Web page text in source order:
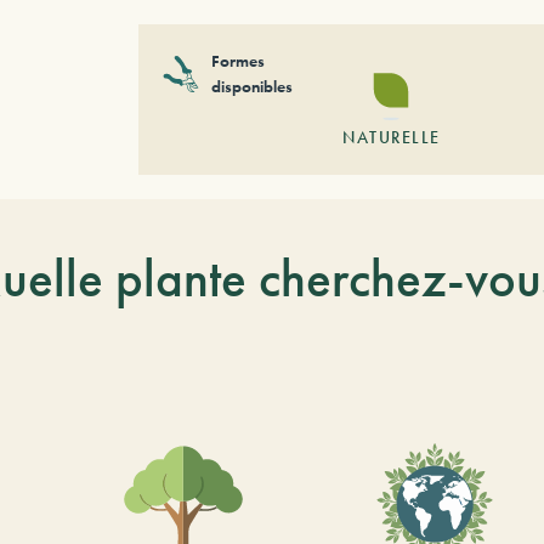
Formes
disponibles
NATURELLE
plante cherchez-